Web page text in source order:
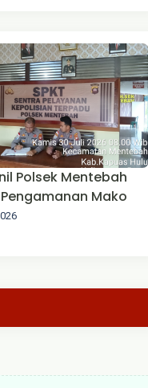
Polsek Mentebah
Mako